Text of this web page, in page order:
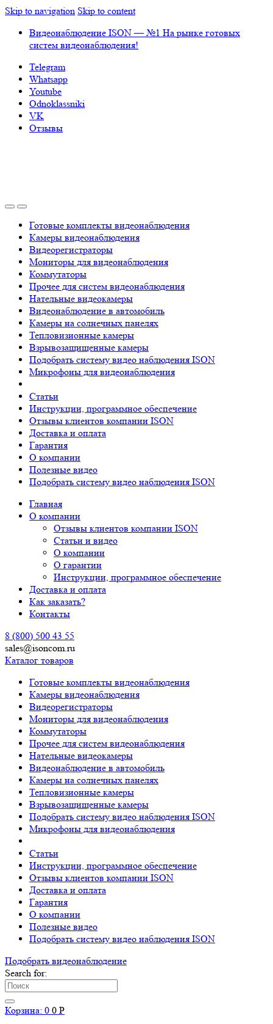
Skip to navigation Skip to content
Видеонаблюдение ISON — №1 На рынке готовых
систем видеонаблюдения!
Telegram
Whatsapp
Youtube
Odnoklassniki
VK
Отзывы
Готовые комплекты видеонаблюдения
Камеры видеонаблюдения
Видеорегистраторы
Мониторы для видеонаблюдения
Коммутаторы
Прочее для систем видеонаблюдения
Нательные видеокамеры
Видеонаблюдение в автомобиль
Камеры на солнечных панелях
Тепловизионные камеры
Взрывозащищенные камеры
Подобрать систему видео наблюдения ISON
Микрофоны для видеонаблюдения
Статьи
Инструкции, программное обеспечение
Отзывы клиентов компании ISON
Доставка и оплата
Гарантия
О компании
Полезные видео
Подобрать систему видео наблюдения ISON
Главная
О компании
Отзывы клиентов компании ISON
Статьи и видео
О компании
О гарантии
Инструкции, программное обеспечение
Доставка и оплата
Как заказать?
Контакты
8 (800) 500 43 55
sales@isoncom.ru
Каталог товаров
Готовые комплекты видеонаблюдения
Камеры видеонаблюдения
Видеорегистраторы
Мониторы для видеонаблюдения
Коммутаторы
Прочее для систем видеонаблюдения
Нательные видеокамеры
Видеонаблюдение в автомобиль
Камеры на солнечных панелях
Тепловизионные камеры
Взрывозащищенные камеры
Подобрать систему видео наблюдения ISON
Микрофоны для видеонаблюдения
Статьи
Инструкции, программное обеспечение
Отзывы клиентов компании ISON
Доставка и оплата
Гарантия
О компании
Полезные видео
Подобрать систему видео наблюдения ISON
Подобрать видеонаблюдениe
Search for:
Корзина: 0 0 Р